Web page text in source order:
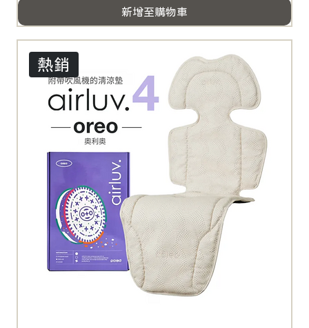
新增至購物車
熱銷